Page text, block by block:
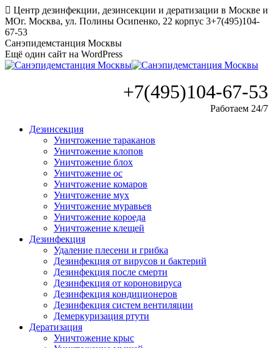
Перейти
к
содержанию
Центр дезинфекции, дезинсекции и дератизации в Москве и
МОг. Москва, ул. Полины Осипенко, 22 корпус 3+7(495)104-
67-53
Санэпидемстанция Москвы
Ещё один сайт на WordPress
+7(495)104-67-53
Работаем 24/7
Дезинсекция
Уничтожение тараканов
Уничтожение клопов
Уничтожение блох
Уничтожение ос
Уничтожение комаров
Уничтожение мух
Уничтожение муравьев
Уничтожение короеда
Уничтожение клещей
Дезинфекция
Удаление плесени и грибка
Дезинфекция от вирусов и бактерий
Дезинфекция после смерти
Дезинфекция от короновируса
Дезинфекция кондиционеров
Дезинфекция систем вентиляции
Демеркуризация ртути
Дератизация
Уничтожение крыс